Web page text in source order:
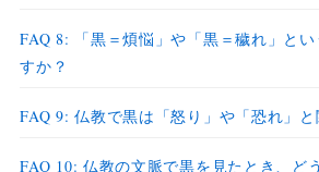
FAQ 8: 「黒＝煩悩」や「黒＝穢れ」と
すか？
FAQ 9: 仏教で黒は「怒り」や「恐れ」と
FAQ 10: 仏教の文脈で黒を見たとき、ど